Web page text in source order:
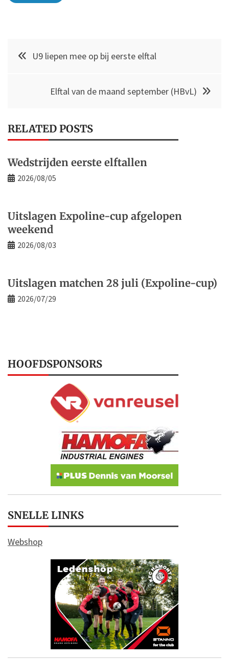
Post U9 liepen mee op bij eerste elftal
Elftal van de maand september (HBvL)
RELATED POSTS
Wedstrijden eerste elftallen
2026/08/05
Uitslagen Expoline-cup afgelopen
weekend
2026/08/03
Uitslagen matchen 28 juli (Expoline-cup)
2026/07/29
HOOFDSPONSORS
SNELLE LINKS
Webshop